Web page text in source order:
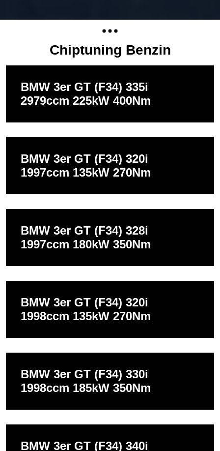
Chiptuning Benzin
BMW 3er GT (F34) 335i
2979ccm 225kW 400Nm
BMW 3er GT (F34) 320i
1997ccm 135kW 270Nm
BMW 3er GT (F34) 328i
1997ccm 180kW 350Nm
BMW 3er GT (F34) 320i
1998ccm 135kW 270Nm
BMW 3er GT (F34) 330i
1998ccm 185kW 350Nm
BMW 3er GT (F34) 340i